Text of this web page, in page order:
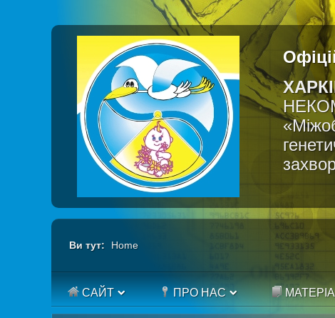
Ви тут: Home
САЙТ ПРО НАС